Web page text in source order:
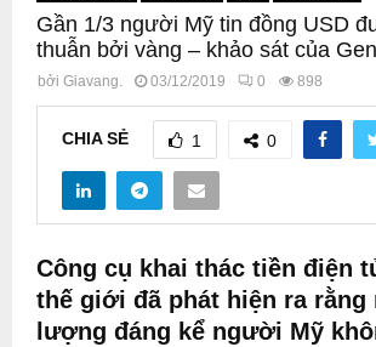
Gần 1/3 người Mỹ tin đồng USD
thuẫn bởi vàng – khảo sát của
bởi Giavang. 03/12/2019 0 898
CHIA SẺ 1 0
Công cụ khai thác tiền điện
thế giới đã phát hiện ra rằng
lượng đáng kể người Mỹ